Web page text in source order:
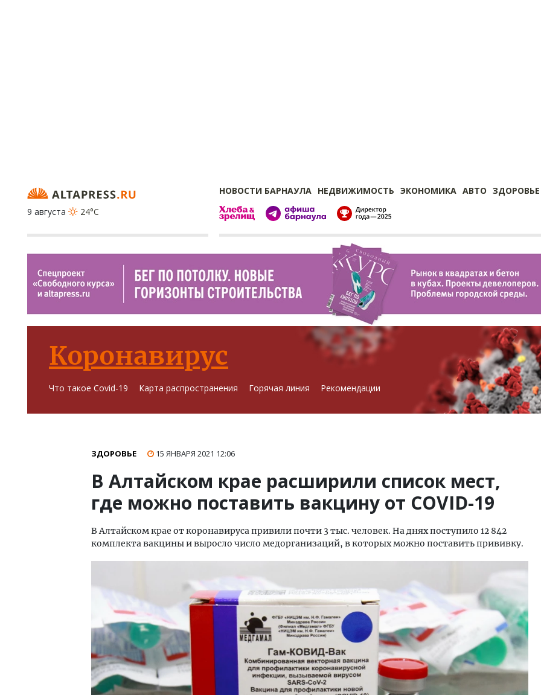
НОВОСТИ БАРНАУЛА НЕДВИЖИМОСТЬ ЭКОНОМИКА АВТО ЗДОРОВЬЕ
9 августа
24°C
Коронавирус
Что такое Covid-19 Карта распространения Горячая линия Рекомендации
ЗДОРОВЬЕ 15 ЯНВАРЯ 2021 12:06
В Алтайском крае расширили список мест,
где можно поставить вакцину от COVID-19
В Алтайском крае от коронавируса привили почти 3 тыс. человек. На днях поступило 12 842
комплекта вакцины и выросло число медорганизаций, в которых можно поставить прививку.